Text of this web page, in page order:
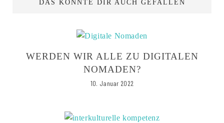
DAS KÖNNTE DIR AUCH GEFALLEN
WERDEN WIR ALLE ZU DIGITALEN
NOMADEN?
10. Januar 2022